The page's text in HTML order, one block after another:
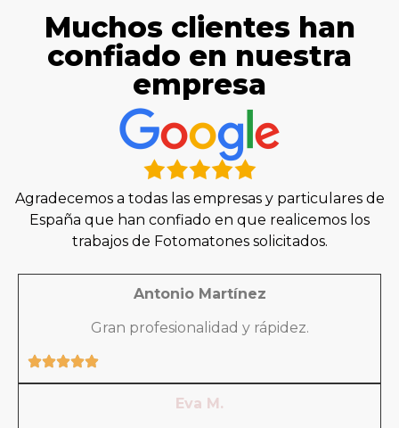
Muchos clientes han
confiado en nuestra
empresa
Agradecemos a todas las empresas y particulares de
España que han confiado en que realicemos los
trabajos de Fotomatones solicitados.
Antonio Martínez
Gran profesionalidad y rápidez.
Eva M.